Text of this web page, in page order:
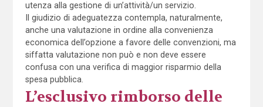
utenza alla gestione di un’attività/un servizio.
Il giudizio di adeguatezza contempla, naturalmente,
anche una valutazione in ordine alla convenienza
economica dell’opzione a favore delle convenzioni, ma
siffatta valutazione non può e non deve essere
confusa con una verifica di maggior risparmio della
spesa pubblica.
L’esclusivo rimborso delle